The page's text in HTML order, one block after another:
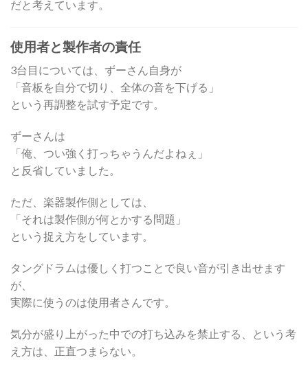
だと考えています。
使用者と製作者の責任
3台目については、ずーさん自身が
「音板を自分で切り、全体の音を下げる」
という再調整を試す予定です。
ずーさんは
「俺、つい強く打っちゃうんだよねぇ」
と反省していました。
ただ、楽器製作側としては、
「それは製作側が何とかする問題」
という捉え方をしています。
タングドラムは優しく打つことで良い音が引き出せます
が、
実際に使うのは使用者さんです。
気分が盛り上がった中での打ち込みを禁止する、という考
え方は、正直つまらない。